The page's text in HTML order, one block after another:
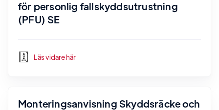
för personlig fallskyddsutrustning
(PFU) SE
Läs vidare här
Monteringsanvisning Skyddsräcke och